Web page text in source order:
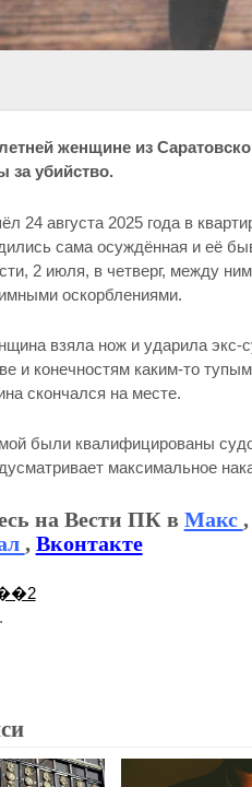
женщине из
за убийство.
24 августа 2025 года в
сама осуждённая и её
2 июля, в четверг, между
оскорблениями.
взяла нож и ударила экс-
и конечностям каким-то
скончался на месте.
были квалифицированы
максимальное
на Вести ПК в Макс ,
, Вконтакте